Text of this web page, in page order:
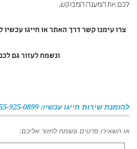
לכם את המענה המבוקש.
צרו עימנו קשר דרך האתר או חייגו עכשיו לטלפון
ונשמח לעזור גם
להזמנת שירות חייגו עכשיו: 055-925-0899
או השאירו פרטים ונשמח לחזור אליכם: